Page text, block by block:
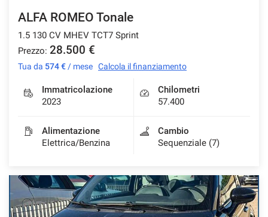
ALFA ROMEO Tonale
1.5 130 CV MHEV TCT7 Sprint
Prezzo: 28.500 €
Tua da 574 € / mese Calcola il finanziamento
Immatricolazione
2023
Chilometri
57.400
Alimentazione
Elettrica/Benzina
Cambio
Sequenziale (7)